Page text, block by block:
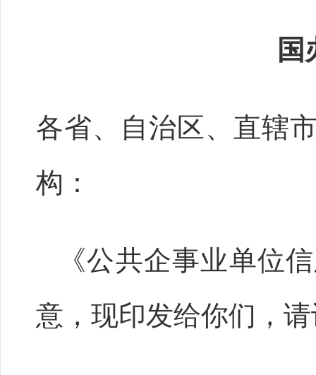
国
各省、自治区、直辖
构：
《公共企事业单位
意，现印发给你们，